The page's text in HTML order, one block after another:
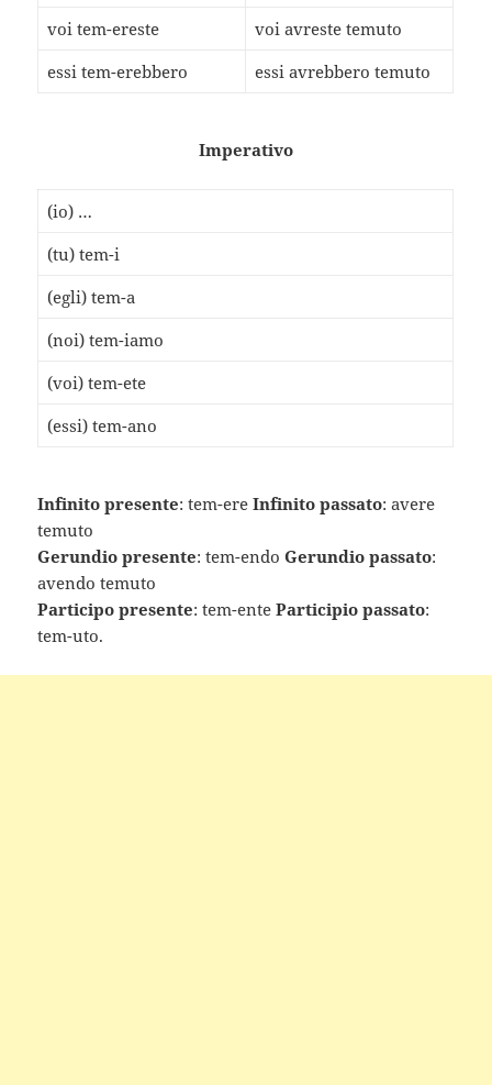
voi tem-ereste
voi avreste temuto
essi tem-erebbero
essi avrebbero temuto
Imperativo
(io) …
(tu) tem-i
(egli) tem-a
(noi) tem-iamo
(voi) tem-ete
(essi) tem-ano
Infinito presente: tem-ereInfinito passato: avere
temuto
Gerundio presente: tem-endoGerundio passato:
avendo temuto
Participo presente: tem-enteParticipio passato:
tem-uto.